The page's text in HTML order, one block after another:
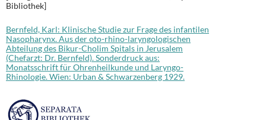
Bibliothek]
Bernfeld, Karl: Klinische Studie zur Frage des infantilen
Nasopharynx. Aus der oto-rhino-laryngologischen
Abteilung des Bikur-Cholim Spitals in Jerusalem
(Chefarzt: Dr. Bernfeld). Sonderdruck aus:
Monatsschrift für Ohrenheilkunde und Laryngo-
Rhinologie. Wien: Urban & Schwarzenberg 1929.